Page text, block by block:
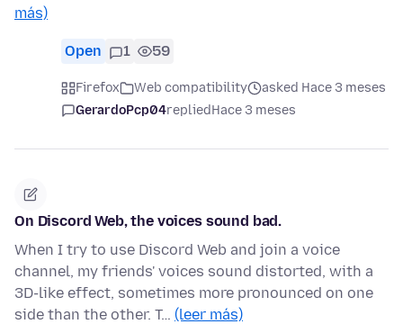
más)
Open 1 59
Firefox Web compatibility
asked Hace 3 meses
GerardoPcp04repliedHace 3 meses
On Discord Web, the voices sound bad.
When I try to use Discord Web and join a voice
channel, my friends' voices sound distorted, with a
3D-like effect, sometimes more pronounced on one
side than the other. T… (leer más)